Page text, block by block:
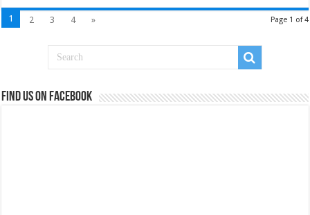
Page 1 of 4
1 2 3 4 »
Find us on Facebook